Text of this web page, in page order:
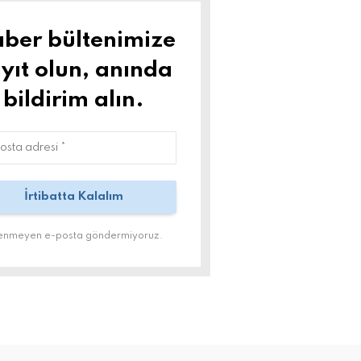
bültenimize
olun, anında
bildirim alın.
e-posta göndermiyoruz.